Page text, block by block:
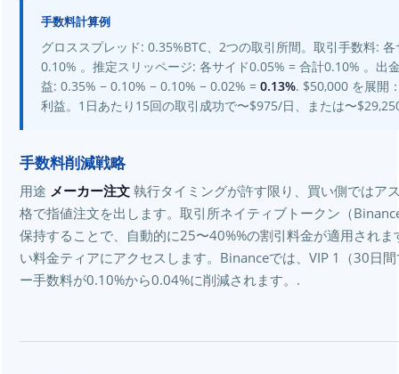
手数料計算例
グロススプレッド: 0.35%BTC、2つの取引所間。取引手数料:
0.10% 。推定スリッページ: 各サイド0.05% = 合計0.10% 。出
益: 0.35% − 0.10% − 0.10% − 0.02% = 0.13%. $50,000 を展開
利益。1日あたり15回の取引成功で〜$975/日、または〜
手数料削減戦略
用途 メーカー注文 執行タイミングが許す限り、買い側ではア
格で指値注文を出します。取引所ネイティブトークン（
保持することで、自動的に25〜40%%の割引料金が適用され
い料金ティアにアクセスします。Binanceでは、VIP 1（30日
ー手数料が0.10%から0.04%に削減されます。.